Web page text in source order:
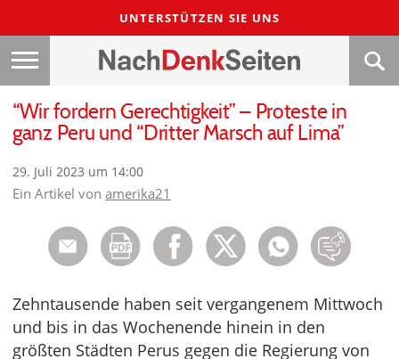
UNTERSTÜTZEN SIE UNS
“Wir fordern Gerechtigkeit” – Proteste in
ganz Peru und “Dritter Marsch auf Lima”
29. Juli 2023 um 14:00
Ein Artikel von amerika21
Zehntausende haben seit vergangenem Mittwoch
und bis in das Wochenende hinein in den
größten Städten Perus gegen die Regierung von